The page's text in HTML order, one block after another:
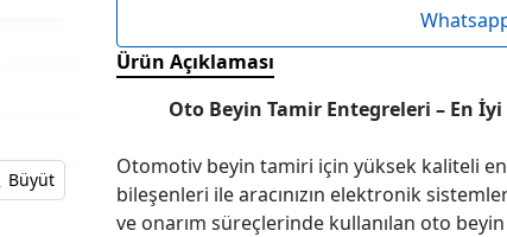
Büyüt
Ürün Açıklaması
Oto Beyin Tamir Entegreleri – En
Otomotiv beyin tamiri için yüksek kaliteli
bileşenleri ile aracınızın elektronik
ve onarım süreçlerinde kullanılan oto